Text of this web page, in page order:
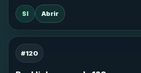
SI Abrir
#120